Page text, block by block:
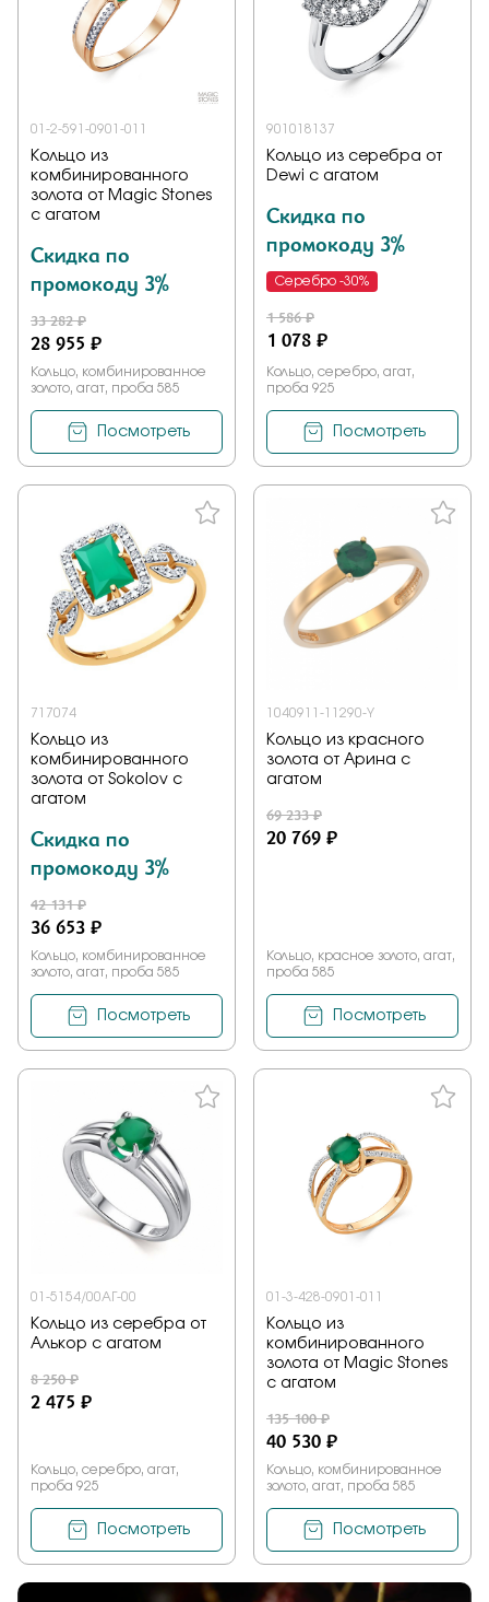
01-2-591-0901-011
Кольцо из
комбинированного
золота от Magic Stones
с агатом
Скидка по
промокоду 3%
33 282 ₽
28 955 ₽
Кольцо, комбинированное
золото, агат, проба 585
Посмотреть
901018137
Кольцо из серебра от
Dewi с агатом
Скидка по
промокоду 3%
Серебро -30%
1 586 ₽
1 078 ₽
Кольцо, серебро, агат,
проба 925
Посмотреть
717074
Кольцо из
комбинированного
золота от Sokolov с
агатом
Скидка по
промокоду 3%
42 131 ₽
36 653 ₽
Кольцо, комбинированное
золото, агат, проба 585
Посмотреть
1040911-11290-Y
Кольцо из красного
золота от Арина с
агатом
69 233 ₽
20 769 ₽
Кольцо, красное золото, агат,
проба 585
Посмотреть
01-5154/00АГ-00
Кольцо из серебра от
Алькор с агатом
8 250 ₽
2 475 ₽
Кольцо, серебро, агат,
проба 925
Посмотреть
01-3-428-0901-011
Кольцо из
комбинированного
золота от Magic Stones
с агатом
135 100 ₽
40 530 ₽
Кольцо, комбинированное
золото, агат, проба 585
Посмотреть